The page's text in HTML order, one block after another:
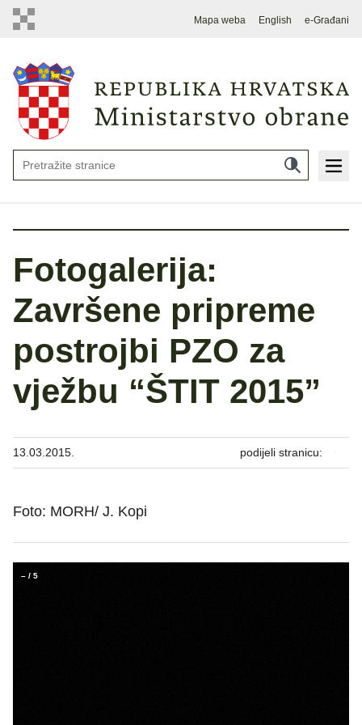
Mapa weba English e-Građani
Fotogalerija:
Završene pripreme
postrojbi PZO za
vježbu “ŠTIT 2015”
13.03.2015. podijeli stranicu:
Foto: MORH/ J. Kopi
– / 5